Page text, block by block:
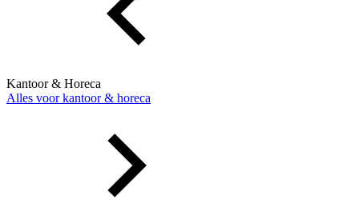
Kantoor & Horeca
Alles voor kantoor & horeca